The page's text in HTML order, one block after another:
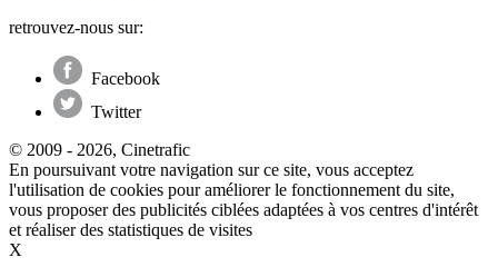
retrouvez-nous sur:
Facebook
Twitter
© 2009 - 2026, Cinetrafic
En poursuivant votre navigation sur ce site, vous acceptez
l'utilisation de cookies pour améliorer le fonctionnement du site,
vous proposer des publicités ciblées adaptées à vos centres d'intérêt
et réaliser des statistiques de visites
X